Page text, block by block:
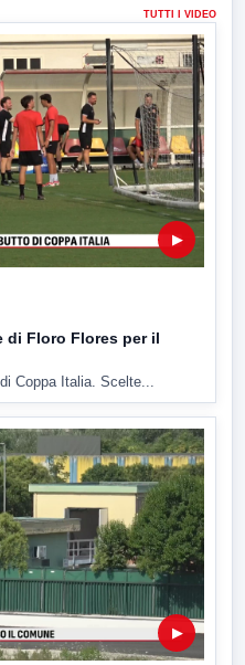
TUTTI I VIDEO
▶
di Floro Flores per il
Coppa Italia. Scelte...
▶